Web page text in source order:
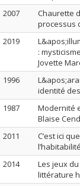
2007
Chaurette
processus
2019
:
Jovette
1996
identité
1987
Modernité
Blaise
2011
C’est ici
2014
Les jeux
littérature